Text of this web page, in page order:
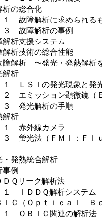
の総合化
解析に求められるも
障解析の事例
支援システム
技術の総合性能
解析 〜発光・発熱解析
析
ＳＩの発光現象と発光
ッション顕微鏡（Ｅ
光解析の手順
析
赤外線カメラ
法（ＦＭＩ：Ｆｌｕ
）
熱統合解析
例
リーク解析法
ＤＤＱ解析システ
（Ｏｐｔｉｃａｌ Ｂ
ＢＩＣ関連の解析